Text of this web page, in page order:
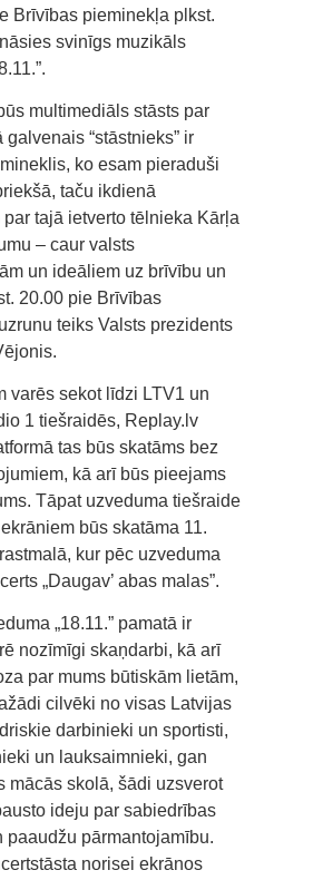
Brīvības pieminekļa plkst.
svinīgs muzikāls
multimediāls stāsts par
galvenais “stāstnieks” ir
ko esam pieraduši
taču ikdienā
tajā ietverto tēlnieka Kārļa
– caur valsts
un ideāliem uz brīvību un
20.00 pie Brīvības
teiks Valsts prezidents
varēs sekot līdzi LTV1 un
1 tiešraidēs, Replay.lv
tas būs skatāms bez
kā arī būs pieejams
Tāpat uzveduma tiešraide
būs skatāma 11.
kur pēc uzveduma
„Daugav’ abas malas”.
„18.11.” pamatā ir
nozīmīgi skaņdarbi, kā arī
par mums būtiskām lietām,
cilvēki no visas Latvijas
darbinieki un sportisti,
un lauksaimnieki, gan
mācās skolā, šādi uzsverot
ideju par sabiedrības
paaudžu pārmantojamību.
norisei ekrānos